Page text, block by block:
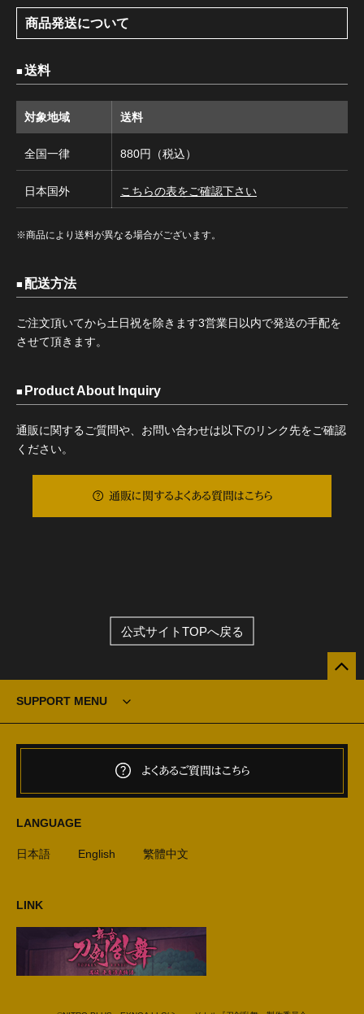
商品発送について
送料
対象地域 送料
全国一律 880円（税込）
日本国外 こちらの表をご確認下さい
※商品により送料が異なる場合がございます。
配送方法
ご注文頂いてから土日祝を除きます3営業日以内で発送の手配を
させて頂きます。
Product About Inquiry
通販に関するご質問や、お問い合わせは以下のリンク先をご確認
ください。
通販に関するよくある質問はこちら
公式サイトTOPへ戻る
SUPPORT MENU
よくあるご質問はこちら
LANGUAGE
日本語 English 繁體中文
LINK